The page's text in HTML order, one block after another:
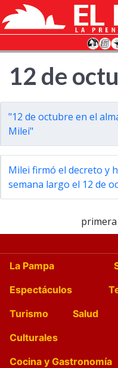
12 de
"12 de octubre en el
Milei"
Milei firmó el decreto y
semana largo el 12 de
primera
La Pampa
Espectáculos
Turismo
Salud
Culturales
Cocina y Gastronomía